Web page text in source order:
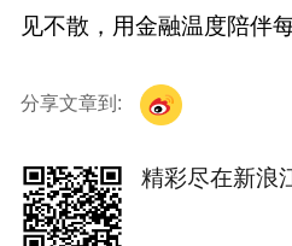
见不散，用金融温度陪伴
分享文章到:
精彩尽在新浪